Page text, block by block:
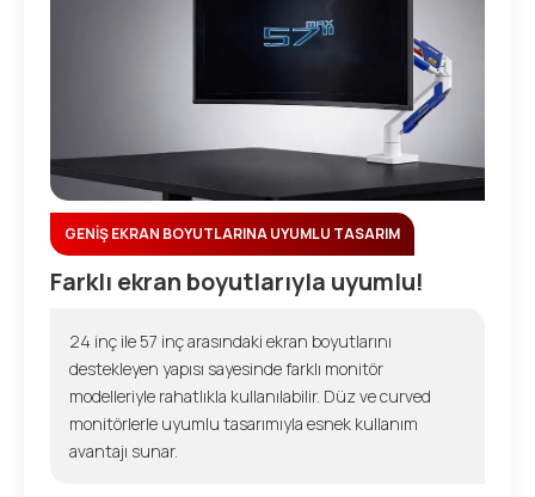
GENİŞ EKRAN BOYUTLARINA UYUMLU TASARIM
Farklı ekran boyutlarıyla uyumlu!
24 inç ile 57 inç arasındaki ekran boyutlarını
destekleyen yapısı sayesinde farklı monitör
modelleriyle rahatlıkla kullanılabilir. Düz ve curved
monitörlerle uyumlu tasarımıyla esnek kullanım
avantajı sunar.